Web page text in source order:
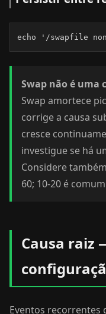
echo '/swapfile
Swap não é uma
Swap amortece
corrige a causa
cresce
investigue se há
Considere
60; 10-20 é
Causa raiz
Eventos recorrentes